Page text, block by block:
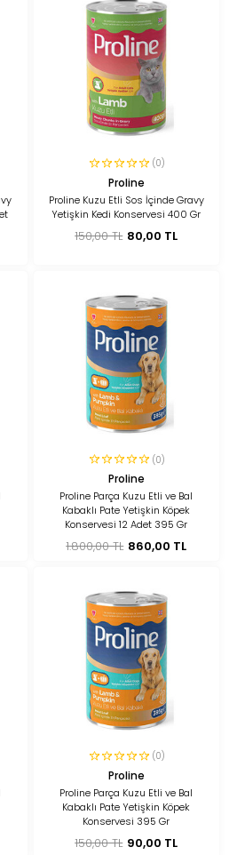
(0)
Proline
Proline Kuzu Etli Sos İçinde Gravy
Yetişkin Kedi Konservesi 400 Gr
150,00 TL 80,00 TL
(0)
Proline
Proline Parça Kuzu Etli ve Bal
Kabaklı Pate Yetişkin Köpek
Konservesi 12 Adet 395 Gr
1.800,00 TL 860,00 TL
(0)
Proline
Proline Parça Kuzu Etli ve Bal
Kabaklı Pate Yetişkin Köpek
Konservesi 395 Gr
150,00 TL 90,00 TL